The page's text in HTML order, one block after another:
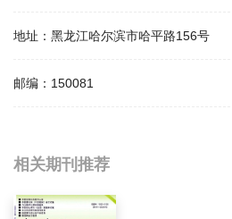
地址： 黑龙江哈尔滨市哈平路156号
邮编： 150081
相关提问
农机化研究影响因子是多少？
相关期刊推荐